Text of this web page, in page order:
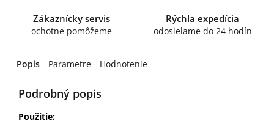
Zákaznícky servis
ochotne pomôžeme
Rýchla expedícia
odosielame do 24 hodín
Popis Parametre Hodnotenie
Podrobný popis
Použitie: